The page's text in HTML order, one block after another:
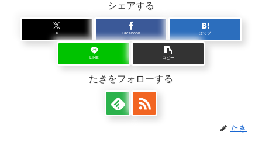
シェアする
X Facebook はてブ
LINE コピー
たきをフォローする
たき